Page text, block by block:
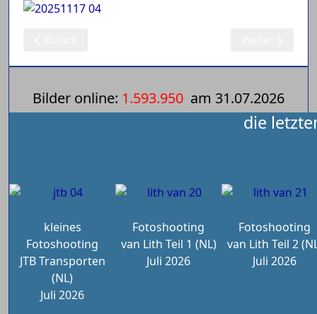
Bilder online: 1.593.950 am 31.07.2026
die
kleines
Fotoshooting
JTB Transporten
(NL)
Juli 2026
Fotoshooting
van Lith Teil 1 (NL)
Juli 2026
Fotoshooting
van Lith Teil 2
Juli 2026